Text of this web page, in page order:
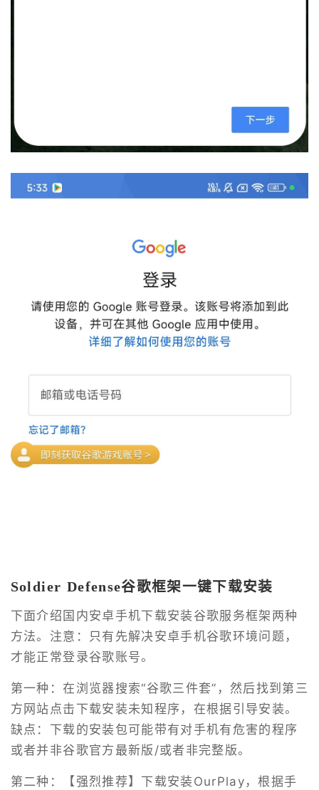
Soldier Defense谷歌框架一键下载安装
下面介绍国内安卓手机下载安装谷歌服务框架两种
方法。注意：只有先解决安卓手机谷歌环境问题，
才能正常登录谷歌账号。
第一种：在浏览器搜索“谷歌三件套”，然后找到第三
方网站点击下载安装未知程序，在根据引导安装。
缺点：下载的安装包可能带有对手机有危害的程序
或者并非谷歌官方最新版/或者非完整版。
第二种：【强烈推荐】下载安装OurPlay，根据手